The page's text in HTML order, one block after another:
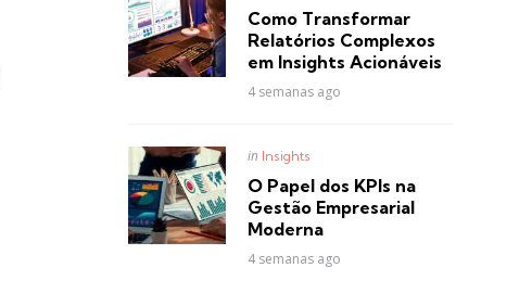
Como Transformar
Relatórios Complexos
em Insights Acionáveis
4 semanas ago
Posted
in Insights
O Papel dos KPIs na
Gestão Empresarial
Moderna
4 semanas ago